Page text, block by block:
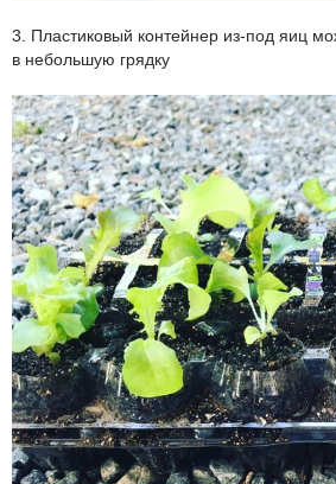
3. Пластиковый контейнер из-под яиц
в небольшую грядку